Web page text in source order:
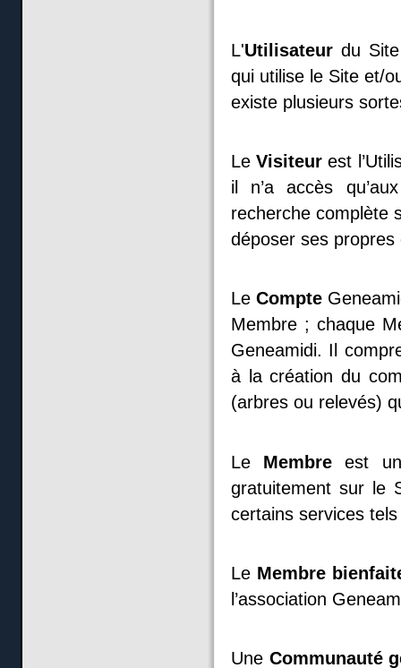
L'Utilisateurdu Site
qui utilise le Site et/
existe plusieurs
Le Visiteurest
il n’a accès
recherche complète
déposer ses
Le Compte
Membre ; chaque
Geneamidi. Il
à la création du
(arbres ou relevés)
Le Membre est
gratuitement sur le
certains services
Le Membre
l’association
Une Communauté